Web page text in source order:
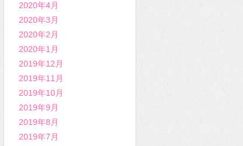
2020年4月
2020年3月
2020年2月
2020年1月
2019年12月
2019年11月
2019年10月
2019年9月
2019年8月
2019年7月